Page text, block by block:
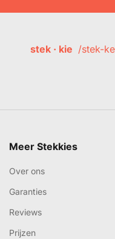
stek · kie /stek-
Meer Stekkies
Over ons
Garanties
Reviews
Prijzen